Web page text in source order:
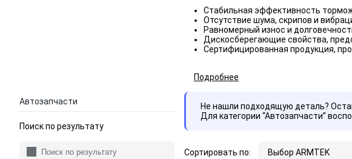
Стабильная эффективность
Отсутствие шума, скрипов и
Равномерный износ и
Дискосберегающие свойства,
Сертифицированная продукция,
Подробнее
Автозапчасти
Поиск по результату
Не нашли подходящую деталь?
Для категории “Автозапчасти”
Сортировать по: Выбор ARMTEK